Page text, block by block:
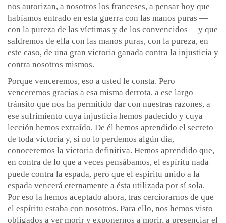
nos autorizan, a nosotros los franceses, a pensar hoy que
habíamos entrado en esta guerra con las manos puras —
con la pureza de las víctimas y de los convencidos— y que
saldremos de ella con las manos puras, con la pureza, en
este caso, de una gran victoria ganada contra la injusticia y
contra nosotros mismos.
Porque venceremos, eso a usted le consta. Pero
venceremos gracias a esa misma derrota, a ese largo
tránsito que nos ha permitido dar con nuestras razones, a
ese sufrimiento cuya injusticia hemos padecido y cuya
lección hemos extraído. De él hemos aprendido el secreto
de toda victoria y, si no lo perdemos algún día,
conoceremos la victoria definitiva. Hemos aprendido que,
en contra de lo que a veces pensábamos, el espíritu nada
puede contra la espada, pero que el espíritu unido a la
espada vencerá eternamente a ésta utilizada por sí sola.
Por eso la hemos aceptado ahora, tras cerciorarnos de que
el espíritu estaba con nosotros. Para ello, nos hemos visto
obligados a ver morir y exponernos a morir, a presenciar el